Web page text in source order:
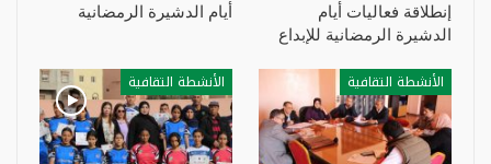
إنطلاقة فعاليات أيام
الدشيرة الرمضانية للإبداع
أيام الدشيرة الرمضانية
الأنشطة التقافية الأنشطة التقافية